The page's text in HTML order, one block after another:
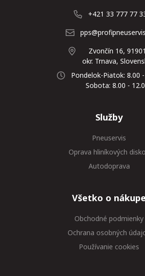
+421 33 777 77
Zvončín 16, 91901
okr. Trnava,
Pondelok-Piatok: 8.00
Sobota: 8.00 -
Služby
Pneuservis
Oprava hliníkových
Autodoprava
Všetko o nákupe
Obchodné podmienky
Ochrana osobných
Používanie cookies